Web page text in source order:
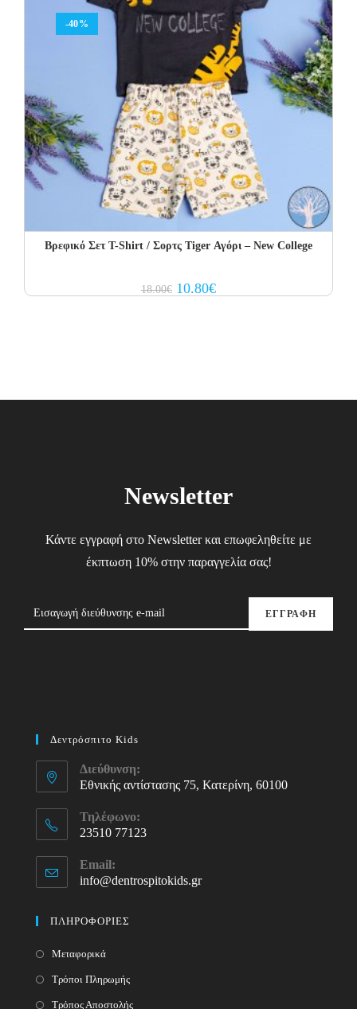
-40%
Βρεφικό Σετ Τ-Shirt / Σορτς Tiger Αγόρι – New College
18.00€ Original
price
10.80€Current
price
Newsletter
Κάντε εγγραφή στο Newsletter και επωφεληθείτε με
έκπτωση 10% στην παραγγελία σας!
ΕΓΓΡΑΦΗ
Δεντρόσπιτο Kids
Διεύθυνση:
Εθνικής αντίστασης 75, Κατερίνη, 60100
Τηλέφωνο:
23510 77123
in
your
Email:
info@dentrospitokids.grOpens
ΠΛΗΡΟΦΟΡΙΕΣ
Μεταφορικά
Τρόποι Πληρωμής
Τρόπος Αποστολής